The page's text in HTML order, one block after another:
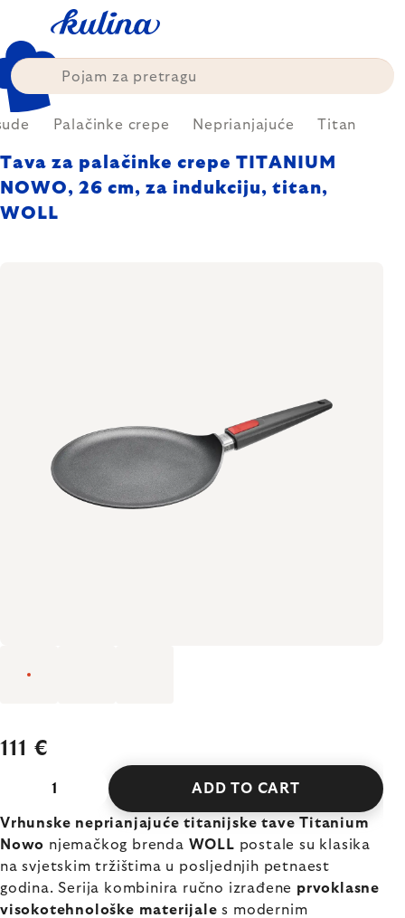
content
Palačinke crepe Neprianjajuće Titan
Tava za palačinke crepe TITANIUM
NOWO, 26 cm, za indukciju, titan,
WOLL
111 €
ADD TO CART
Vrhunske neprianjajuće titanijske tave Titanium
Nowo njemačkog brenda WOLL postale su klasika
na svjetskim tržištima u posljednjih petnaest
godina. Serija kombinira ručno izrađene prvoklasne
visokotehnološke materijale s modernim